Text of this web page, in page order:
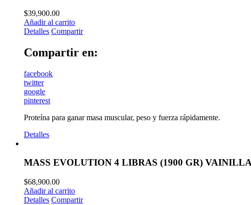
$39,900.00
Añadir al carrito
Detalles Compartir
Compartir en:
facebook
twitter
google
pinterest
Proteína para ganar masa muscular, peso y fuerza rápidamente.
Detalles
MASS EVOLUTION 4 LIBRAS (1900 GR)
$68,900.00
Añadir al carrito
Detalles Compartir